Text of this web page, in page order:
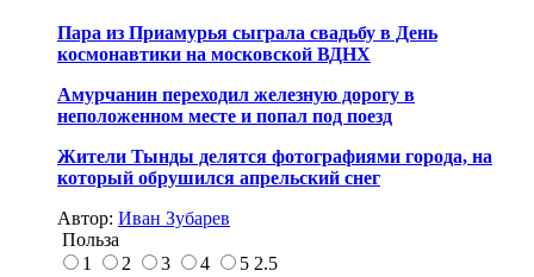
Пара из Приамурья сыграла свадьбу в День
космонавтики на московской ВДНХ
Амурчанин переходил железную дорогу в
неположенном месте и попал под поезд
Жители Тынды делятся фотографиями города, на
который обрушился апрельский снег
Автор: Иван Зубарев
Польза
1
2 3 4 5 2.5